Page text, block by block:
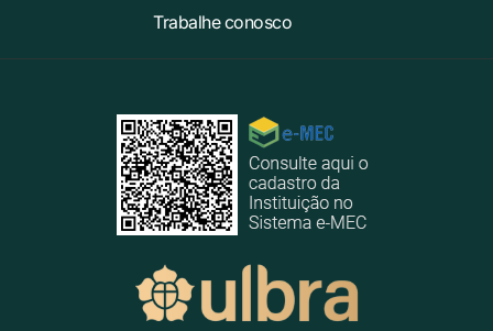
Trabalhe conosco